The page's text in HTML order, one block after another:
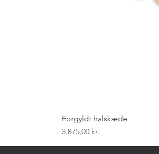
Forgyldt halskæde
Pris
3.875,00 kr.